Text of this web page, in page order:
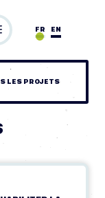
EN
FR
LES PROJETS